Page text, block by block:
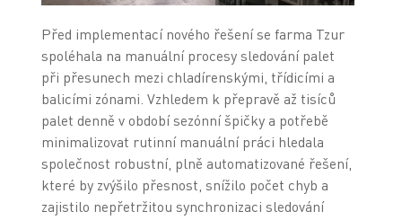
Před implementací nového řešení se farma Tzur
spoléhala na manuální procesy sledování palet
při přesunech mezi chladírenskými, třídicími a
balicími zónami. Vzhledem k přepravě až tisíců
palet denně v období sezónní špičky a potřebě
minimalizovat rutinní manuální práci hledala
společnost robustní, plně automatizované řešení,
které by zvýšilo přesnost, snížilo počet chyb a
zajistilo nepřetržitou synchronizaci sledování